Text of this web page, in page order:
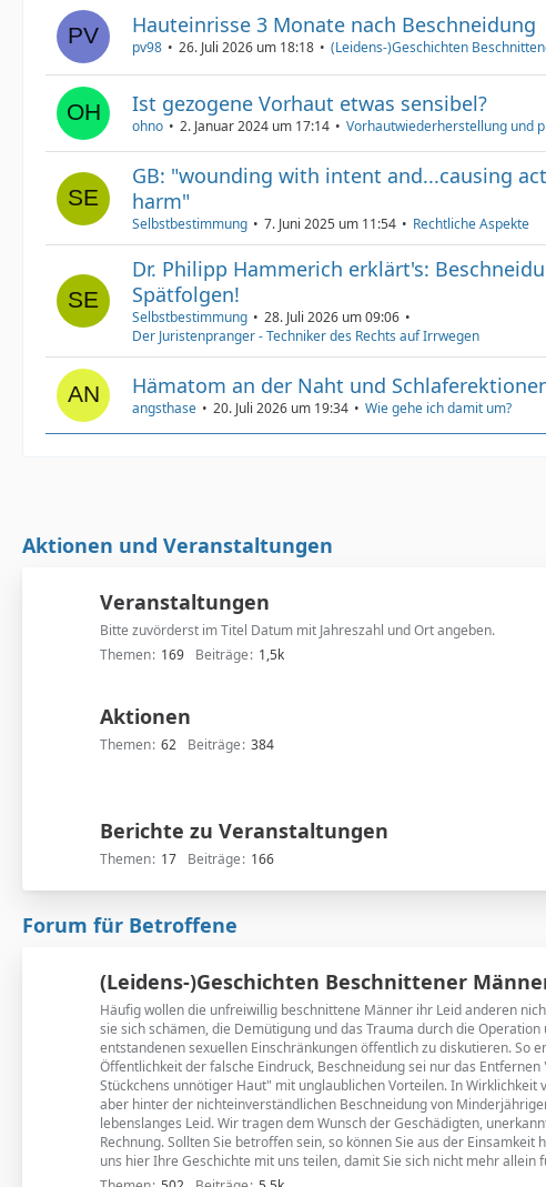
Hauteinrisse 3 Monate nach Beschneidung
pv98 26. Juli 2026 um 18:18 (Leidens-)Geschichten
Ist gezogene Vorhaut etwas sensibel?
ohno 2. Januar 2024 um 17:14 Vorhautwiederherstellung und
GB: "wounding with intent and...causing
harm"
Selbstbestimmung 7. Juni 2025 um 11:54 Rechtliche Aspekte
Dr. Philipp Hammerich erklärt's:
Spätfolgen!
Selbstbestimmung
28. Juli 2026 um 09:06
Der Juristenpranger - Techniker des Rechts auf Irrwegen
Hämatom an der Naht und
angsthase 20. Juli 2026 um 19:34 Wie gehe ich damit um?
Aktionen und Veranstaltungen
Veranstaltungen
Bitte zuvörderst im Titel Datum mit Jahreszahl und Ort angeben.
Themen 169 Beiträge 1,5k
Aktionen
Themen 62 Beiträge 384
Berichte zu Veranstaltungen
Themen 17 Beiträge 166
Forum für Betroffene
(Leidens-)Geschichten Beschnittener
Häufig wollen die unfreiwillig beschnittene Männer ihr Leid anderen
sie sich schämen, die Demütigung und das Trauma durch die Operation
entstandenen sexuellen Einschränkungen öffentlich zu diskutieren. So
Öffentlichkeit der falsche Eindruck, Beschneidung sei nur das Entfernen
Stückchens unnötiger Haut" mit unglaublichen Vorteilen. In Wirklichkeit
aber hinter der nichteinverständlichen Beschneidung von
lebenslanges Leid. Wir tragen dem Wunsch der Geschädigten,
Rechnung. Sollten Sie betroffen sein, so können Sie aus der Einsamkeit
uns hier Ihre Geschichte mit uns teilen, damit Sie sich nicht mehr allein